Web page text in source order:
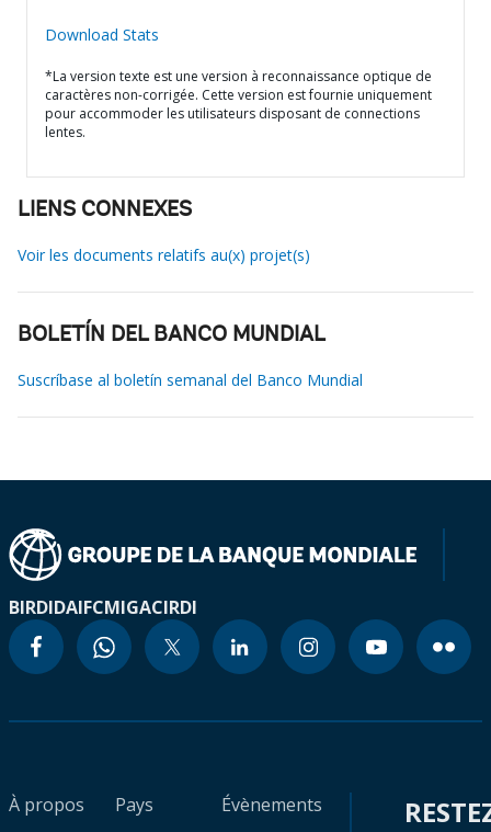
Download Stats
*La version texte est une version à reconnaissance optique de
caractères non-corrigée. Cette version est fournie uniquement
pour accommoder les utilisateurs disposant de connections
lentes.
LIENS CONNEXES
Voir les documents relatifs au(x) projet(s)
BOLETÍN DEL BANCO MUNDIAL
Suscríbase al boletín semanal del Banco Mundial
BIRDIDAIFCMIGACIRDI
À propos
Pays
Évènements